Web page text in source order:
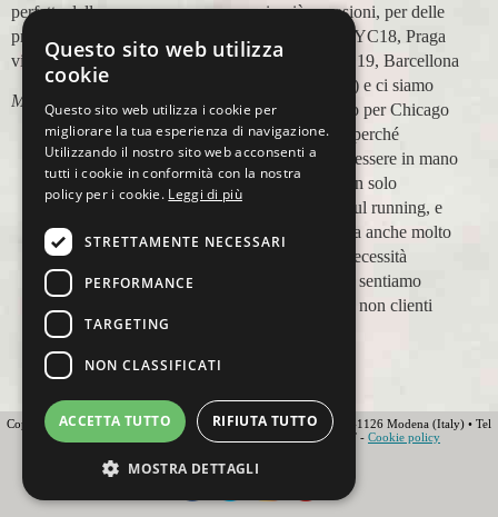
perfetta,dalla
prenotazione,mesi prima,al
viaggio.
Marco Ceseri
in più occasioni, per delle
maratone (NYC18, Praga
19, Valencia 19, Barcellona
21, NYC 22) e ci siamo
affidati a loro per Chicago
23 (ottobre) perché
sappiamo di essere in mano
a persone non solo
competenti sul running, e
sulle città, ma anche molto
attente alle necessità
personali. Ci sentiamo
ospiti, amici, non clienti
Copyright 2012 Ovunque Running s.r.l • Strada delle Fornaci 20 • 41126 Modena (Italy) • Tel
+39 059 219566 • T.O.U.R.S MEMBER • IATA • FIAVET - Cookie policy
Questo sito web utilizza
cookie
Questo sito web utilizza i cookie per
migliorare la tua esperienza di navigazione.
Utilizzando il nostro sito web acconsenti a
tutti i cookie in conformità con la nostra
policy per i cookie. Leggi di più
STRETTAMENTE NECESSARI
PERFORMANCE
TARGETING
NON CLASSIFICATI
ACCETTA TUTTO RIFIUTA TUTTO
MOSTRA DETTAGLI